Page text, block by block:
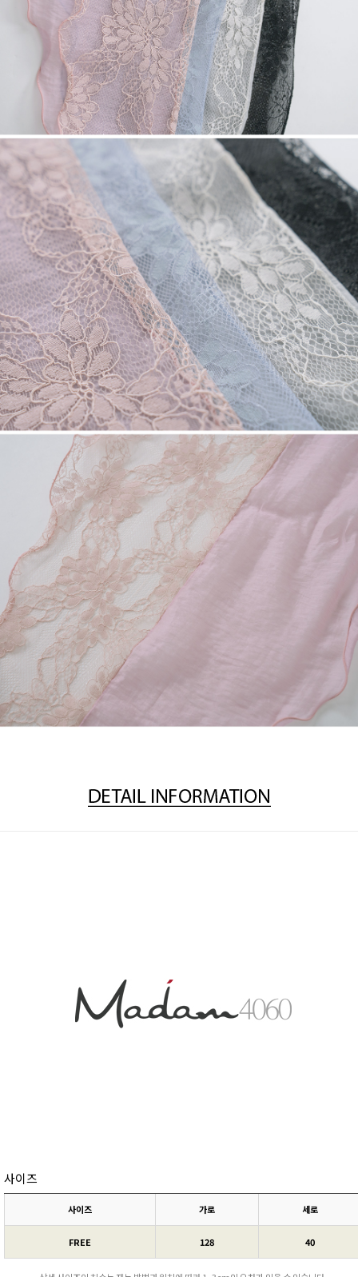
사이즈
사이즈 가로 세로
FREE 128 40